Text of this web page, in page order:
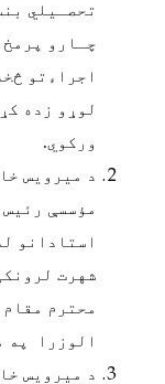
تحصـیلي
چـارو
اجراءتو
لوړو زده
ورکوي.
د میرویس
مؤسسې
استادانو
شهرت
محترم
الوزرا په
د میرویس